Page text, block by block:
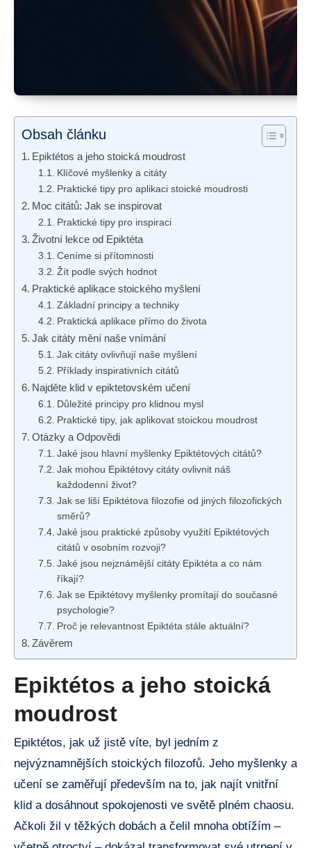
Obsah článku
Epiktétos a jeho stoická moudrost
Klíčové myšlenky a citáty
Praktické tipy pro aplikaci stoické moudrosti
Moc citátů: Jak se inspirovat
Praktické tipy pro inspiraci
Životní lekce od Epiktéta
Ceníme si přítomnosti
Žít podle svých hodnot
Praktické aplikace stoického myšlení
Základní principy a techniky
Praktická aplikace přímo do života
Jak citáty mění naše vnímání
Jak citáty ovlivňují naše myšlení
Příklady inspirativních citátů
Najděte klid v epiktetovském učení
Důležité principy pro klidnou mysl
Praktické tipy, jak aplikovat stoickou moudrost
Otázky a Odpovědi
Jaké jsou hlavní myšlenky Epiktétových citátů?
Jak mohou Epiktétovy citáty ovlivnit náš
každodenní život?
Jak se liší Epiktétova filozofie od jiných filozofických
směrů?
Jaké jsou praktické způsoby využití Epiktétových
citátů v osobním rozvoji?
Jaké jsou nejznámější citáty Epiktéta a co nám
říkají?
Jak se Epiktétovy myšlenky promítají do současné
psychologie?
Proč je relevantnost Epiktéta stále aktuální?
Závěrem
Epiktétos a jeho stoická
moudrost
Epiktétos, jak už jistě víte, byl jedním z
nejvýznamnějších stoických filozofů. Jeho myšlenky a
učení se zaměřují především na to, jak najít vnitřní
klid a dosáhnout spokojenosti ve světě plném chaosu.
Ačkoli žil v těžkých dobách a čelil mnoha obtížím –